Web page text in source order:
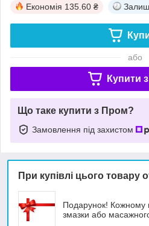
Економія 135.60 ₴
або
Купити з
Що таке купити з Пром?
Замовлення під захистом
При купівлі цього товару
Подарунок! Кожному
змазки або